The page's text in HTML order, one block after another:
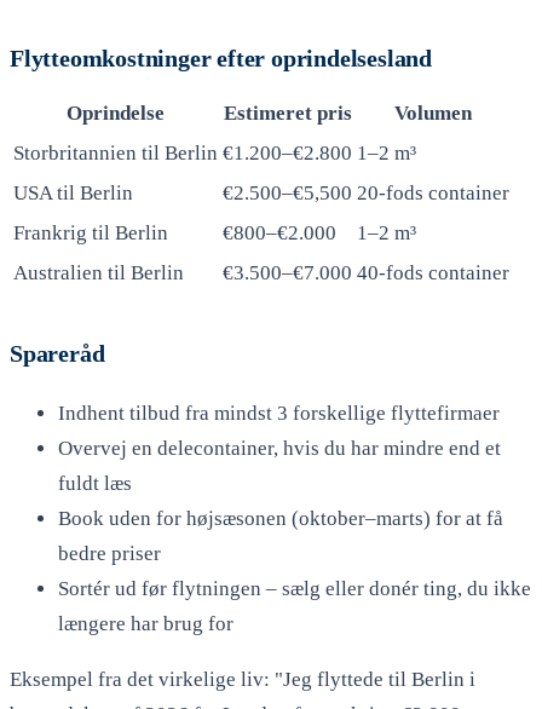
Flytteomkostninger efter oprindelsesland
Oprindelse Estimeret pris
Volumen
Storbritannien til Berlin €1.200–€2.800 1–2 m³
USA til Berlin
€2.500–€5,500 20-fods container
Frankrig til Berlin
€800–€2.000
1–2 m³
Australien til Berlin
€3.500–€7.000 40-fods container
Spareråd
Indhent tilbud fra mindst 3 forskellige flyttefirmaer
Overvej en delecontainer, hvis du har mindre end et
fuldt læs
Book uden for højsæsonen (oktober–marts) for at få
bedre priser
Sortér ud før flytningen – sælg eller donér ting, du ikke
længere har brug for
Eksempel fra det virkelige liv: "Jeg flyttede til Berlin i